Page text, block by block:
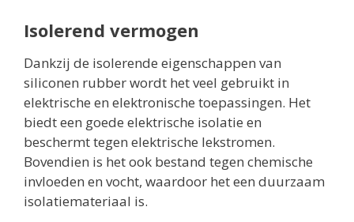
Isolerend vermogen
Dankzij de isolerende eigenschappen van
siliconen rubber wordt het veel gebruikt in
elektrische en elektronische toepassingen. Het
biedt een goede elektrische isolatie en
beschermt tegen elektrische lekstromen.
Bovendien is het ook bestand tegen chemische
invloeden en vocht, waardoor het een duurzaam
isolatiemateriaal is.